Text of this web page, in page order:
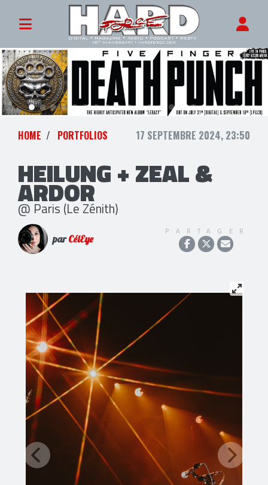
HOME PORTFOLIOS 17 SEPTEMBRE 2024, 23:50
HEILUNG + ZEAL &
ARDOR
@ Paris (Le Zénith)
parCélEye
PARTAGER